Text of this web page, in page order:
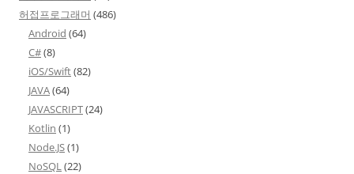
허접프로그래머 (486)
Android (64)
C#(8)
iOS/Swift(82)
JAVA(64)
JAVASCRIPT(24)
Kotlin (1)
Node.JS(1)
NoSQL (22)